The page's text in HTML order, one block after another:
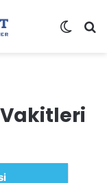
Dış